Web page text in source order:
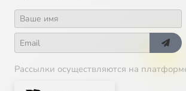
Рассылки осуществляются на